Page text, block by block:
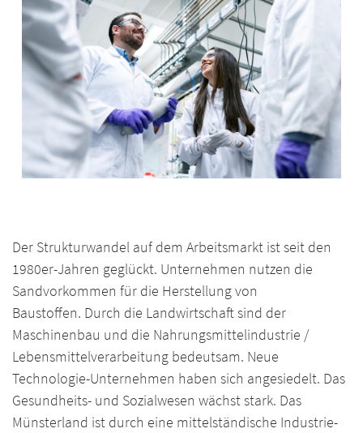
Der Strukturwandel auf dem Arbeitsmarkt ist seit den
1980er-Jahren geglückt. Unternehmen nutzen die
Sandvorkommen für die Herstellung von
Baustoffen. Durch die Landwirtschaft sind der
Maschinenbau und die Nahrungsmittelindustrie /
Lebensmittelverarbeitung bedeutsam. Neue
Technologie-Unternehmen haben sich angesiedelt. Das
Gesundheits- und Sozialwesen wächst stark. Das
Münsterland ist durch eine mittelständische Industrie-